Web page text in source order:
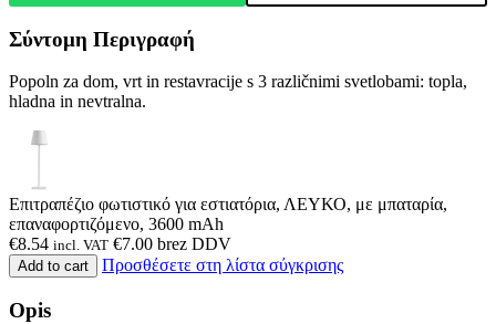
Σύντομη Περιγραφή
Popoln za dom, vrt in restavracije s 3 različnimi svetlobami: topla,
hladna in nevtralna.
Επιτραπέζιο φωτιστικό για εστιατόρια, ΛΕΥΚΟ, με μπαταρία,
επαναφορτιζόμενο, 3600 mAh
€8.54 incl. VAT €7.00 brez DDV
Add to cart Προσθέσετε στη λίστα σύγκρισης
Opis